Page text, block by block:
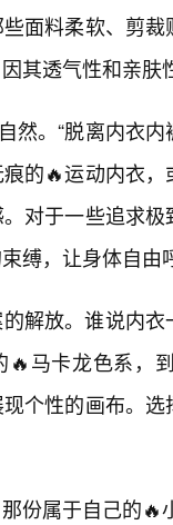
面料柔软、剪裁
其透气性和亲肤
然。“脱离内衣
的🔥运动内衣
对于一些追求
缚，让身体自由
解放。谁说内
🔥马卡龙色系，
个性的画布。
份属于自己的🔥